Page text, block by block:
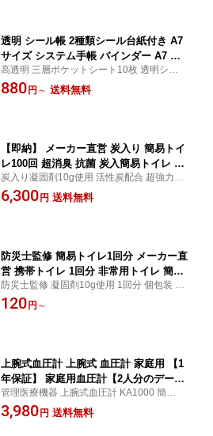
透明 シール帳 2種類シール台紙付き A7
サイズ システム手帳 バインダー A7 ス
ナップボタン クリア シール台紙 ポケッ
トシート チャイムホール付き シールバ
高透明 三層ポケットシート10枚 透明シール
台紙10枚 2種類シール台紙付き リフィル交
換が容易なバインダー構造 専用リフィルの
880円 ～ 送料無料
【即納】 メーカー直営 炭入り 簡易トイ
レ100回 超消臭 抗菌 炭入簡易トイレ 消
臭トイレ 便座カバー付き 防災トイレ 防
災グッズ 簡易トイレ 凝固剤 災害用 介
炭入り凝固剤10g使用 活性炭配合 超強力消
臭 大容量 【100回分】 災害時 断水時 アウ
トドア 介護 災害用トイレ 女性用 男性用 備
6,300円 送料無料
防災士監修 簡易トイレ1回分 メーカー直
営 携帯トイレ 1回分 非常用トイレ 簡易
トイレ 1回分 個包装 防災トイレ 防災グ
ッズ 簡易トイレ 凝固剤 災害用 介護 携
防災士監修 凝固剤10g使用 1回分 個包装 非
常用 防災 トイレ コンパクト 【1回分】 災
害時 断水時 アウトドア 介護 災害用トイレ
120円 ～
上腕式血圧計 上腕式 血圧計 家庭用 【1
年保証】 家庭用血圧計【2人分のデータ
が残る】血圧値レベル6段階表示 体動検
知機能 不規則脈波検知機能 コンパクト
管理医療機器 上腕式血圧計 KA1000 簡単操
作 家庭用 シンプル 持ち運び 軽量
3,980円 送料無料